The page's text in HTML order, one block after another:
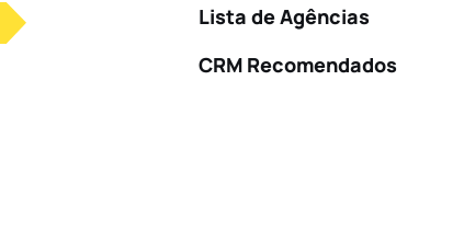
Lista de Agências
CRM Recomendados